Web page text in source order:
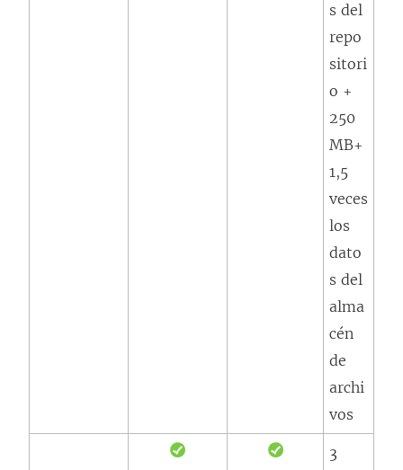
s del
repo
sitori
o +
250
MB+
1,5
veces
los
dato
s del
alma
cén
de
archi
vos
3